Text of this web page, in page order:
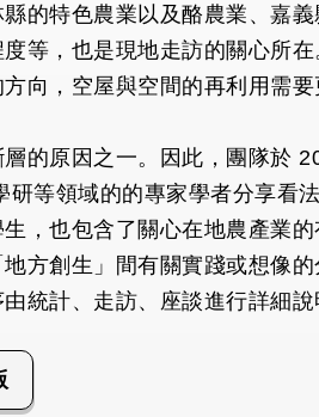
的特色農業以及酪農業、嘉
等，也是現地走訪的關心所
向，空屋與空間的再利用需要
的原因之一。因此，團隊於
等領域的的專家學者分享看
，也包含了關心在地農產業
方創生」間有關實踐或想像
統計、走訪、座談進行詳細